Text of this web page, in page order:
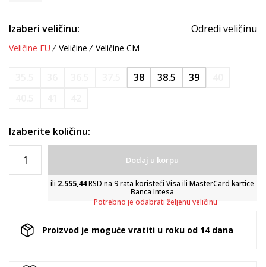
Izaberi veličinu: Odredi veličinu
Veličine EU Veličine Veličine CM
38 38.5 39
Izaberite količinu:
Dodaj u korpu
ili 2.555,44RSD na 9 rata koristeći Visa ili MasterCard kartice
Banca Intesa
Potrebno je odabrati željenu veličinu
Proizvod je moguće vratiti u roku od 14 dana